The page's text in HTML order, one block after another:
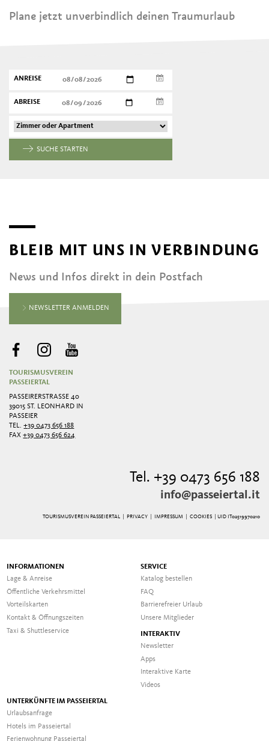
Plane jetzt unverbindlich deinen Traumurlaub
ANREISE
ABREISE
SUCHE STARTEN
BLEIB MIT UNS IN VERBINDUNG
News und Infos direkt in dein Postfach
NEWSLETTER ANMELDEN
TOURISMUSVEREIN
PASSEIERTAL
PASSEIRERSTRASSE 40
39015 ST. LEONHARD IN
PASSEIER
TEL.+39 0473 656 188
FAX+39 0473 656 624
Tel. +39 0473 656 188
info@passeiertal.it
TOURISMUSVEREIN PASSEIERTAL | PRIVACY| IMPRESSUM COOKIES | UID IT02519970210
INFORMATIONEN
Lage & Anreise
Öffentliche Verkehrsmittel
Vorteilskarten
Kontakt & Öffnungszeiten
Taxi & Shuttleservice
SERVICE
Katalog bestellen
FAQ
Barrierefreier Urlaub
Unsere Mitglieder
INTERAKTIV
Newsletter
Apps
Interaktive Karte
Videos
UNTERKÜNFTE IM PASSEIERTAL
Urlaubsanfrage
Hotels im Passeiertal
Ferienwohnung Passeiertal